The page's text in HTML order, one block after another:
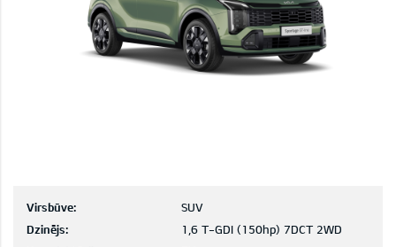
Virsbūve:
SUV
Dzinējs:
1,6 T-GDI (150hp) 7DCT 2WD